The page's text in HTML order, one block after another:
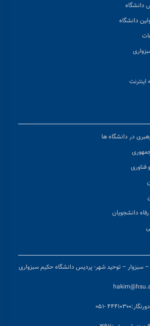
دانشگاه
دانشگاه
در دانشگاه ها
فناوری
دانشجویان
سبزوار – توحید شهر- پردیس دانشگاه حکیم سبزواری
دورنگار:۴۴۴۱۰۳۰۰ -۰۵۱